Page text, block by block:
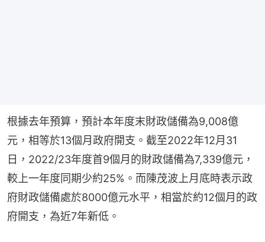
根據去年預算，預計本年度末財政儲備為9,008億
元，相等於13個月政府開支。截至2022年12月31
日，2022/23年度首9個月的財政儲備為7,339億元，
較上一年度同期少約25%。而陳茂波上月底時表示政
府財政儲備處於8000億元水平，相當於約12個月的政
府開支，為近7年新低。